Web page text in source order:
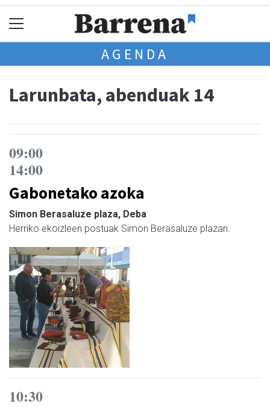
AGENDA
Larunbata, abenduak 14
09:00
14:00
Gabonetako azoka
Simon Berasaluze plaza, Deba
Herriko ekoizleen postuak Simon Berasaluze plazan.
10:30